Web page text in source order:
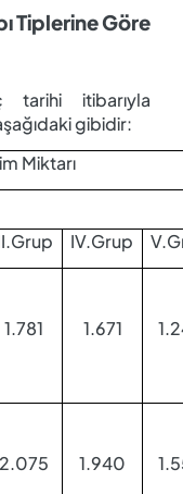
Tiplerine Göre
tarihi itibarıyla
gibidir:
Miktarı
IV.Grup
1.781 1.671
2.075 1.940